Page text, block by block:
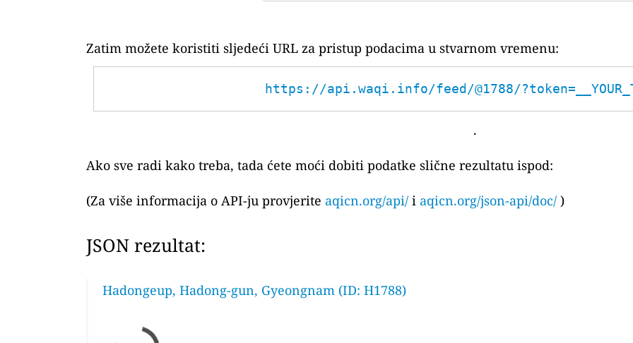
Zatim možete koristiti sljedeći URL za pristup podacima u stvarnom vremenu:
https://api.waqi.info/feed/@1788/
.
Ako sve radi kako treba, tada ćete moći dobiti podatke slične rezultatu ispod:
(Za više informacija o API-ju provjerite aqicn.org/api/ i aqicn.org/json-api/doc/ )
JSON rezultat:
Hadongeup, Hadong-gun, Gyeongnam (ID: H1788)